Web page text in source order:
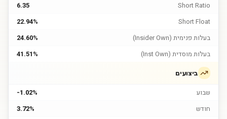
Short Ratio
6.35
Short Float
22.94%
בעלות פנימית (Insider Own)
24.60%
בעלות מוסדית (Inst Own)
41.51%
ביצועים
שבוע
-1.02%
חודש
3.72%